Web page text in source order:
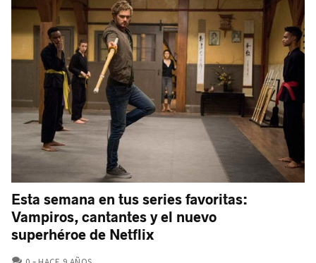
Esta semana en tus series favoritas:
Vampiros, cantantes y el nuevo
superhéroe de Netflix
COMENTARIOS